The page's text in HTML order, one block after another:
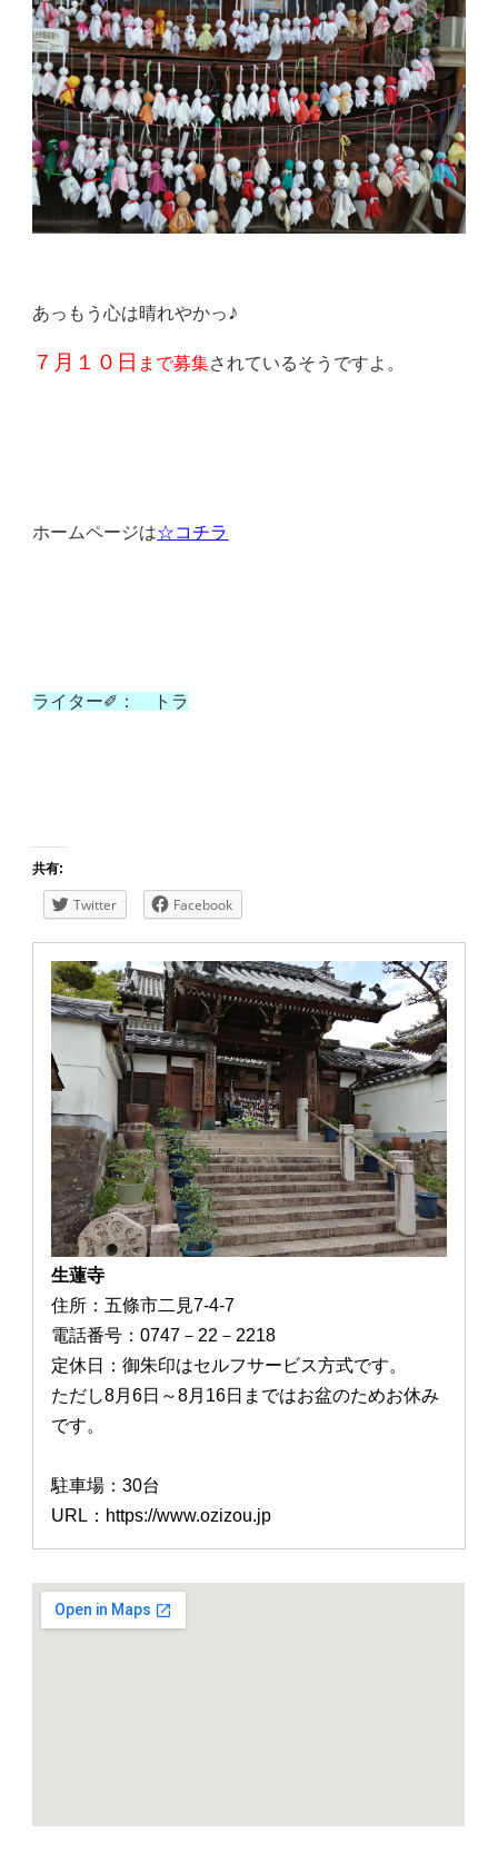
あっもう心は晴れやかっ ♪
７月１０日 まで募集されているそうですよ。
ホームページは☆コチラ
ライター✐： トラ
共有:
Twitter Facebook
生蓮寺
住所：五條市二見7-4-7
電話番号：0747－22－2218
定休日：御朱印はセルフサービス方式です。
ただし8月6日～8月16日まではお盆のためお休み
です。
駐車場：30台
URL：https://www.ozizou.jp